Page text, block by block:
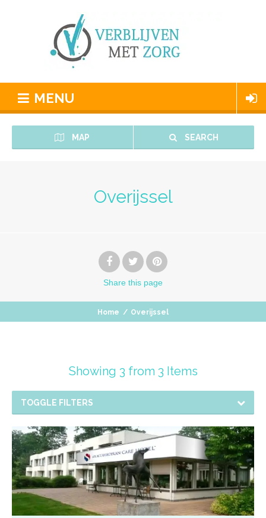
MENU
MAP SEARCH
Overijssel
Share this page
Home / Overijssel
Showing 3 from 3 Items
TOGGLE FILTERS